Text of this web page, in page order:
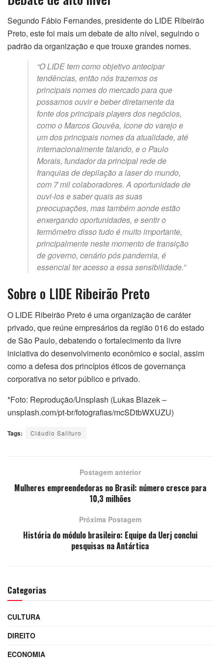
Segundo Fábio Fernandes, presidente do LIDE Ribeirão
Preto, este foi mais um debate de alto nível, seguindo o
padrão da organização e que trouxe grandes nomes.
“O LIDE tem como objetivo antecipar
tendências, então nós trazemos os
principais nomes do mercado para que
possamos ouvir e beber diretamente da
fonte dos principais players dos negócios,
como o Marcos Gouvêa, ícone do varejo e
um dos principais nomes da atualidade, até
internacionalmente falando, e o Paulo
Morais, fundador da principal rede de
franquias de depilação a laser do mundo,
com 7 mil colaboradores. A oportunidade de
ouvi-los e saber quais as suas
preocupações, mas também aonde estão
enxergando oportunidades, e sentir o
termômetro disso tudo é muito importante,
principalmente neste momento de transição
de governo, cenário pós pandemia, é
essencial ter acesso a essa sensibilidade.”
Sobre o LIDE Ribeirão Preto
O LIDE Ribeirão Preto é uma organização de caráter
privado, que reúne empresários da região 016 do estado
de São Paulo, debatendo o fortalecimento da livre
iniciativa do desenvolvimento econômico e social, assim
como a defesa dos princípios éticos de governança
corporativa no setor público e privado.
*Foto: Reprodução/Unsplash (Lukas Blazek –
unsplash.com/pt-br/fotografias/mcSDtbWXUZU)
Tags: Cláudio Salituro
Postagem anterior
Mulheres empreendedoras no Brasil: número cresce para
10,3 milhões
Próxima Postagem
História do módulo brasileiro: Equipe da Uerj conclui
pesquisas na Antártica
Categorias
CULTURA
DIREITO
ECONOMIA